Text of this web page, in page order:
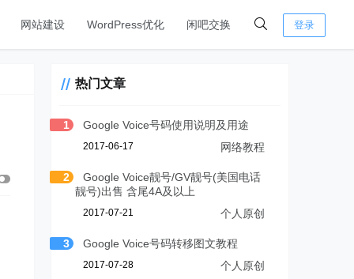
网站建设 WordPress优化 闲吧交换 登录
热门文章
1 Google Voice号码使用说明及用途
2017-06-17 网络教程
2
Google Voice靓号/GV靓号(美国电话
靓号)出售 含尾4A及以上
2017-07-21 个人原创
3 Google Voice号码转移图文教程
2017-07-28 个人原创